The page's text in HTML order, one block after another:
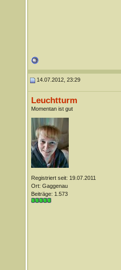
14.07.2012, 23:29
Leuchtturm
Momentan ist gut
Registriert seit: 19.07.2011
Ort: Gaggenau
Beiträge: 1.573